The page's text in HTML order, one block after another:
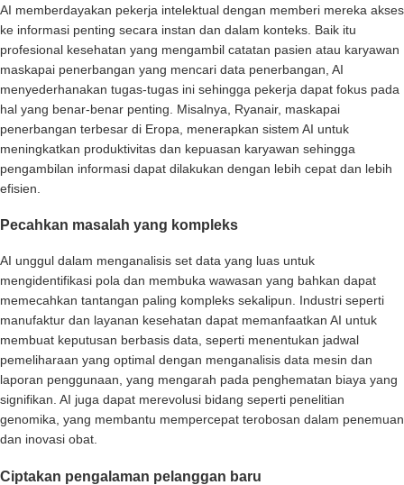
AI memberdayakan pekerja intelektual dengan memberi mereka akses
ke informasi penting secara instan dan dalam konteks. Baik itu
profesional kesehatan yang mengambil catatan pasien atau karyawan
maskapai penerbangan yang mencari data penerbangan, AI
menyederhanakan tugas-tugas ini sehingga pekerja dapat fokus pada
hal yang benar-benar penting. Misalnya, Ryanair, maskapai
penerbangan terbesar di Eropa, menerapkan sistem AI untuk
meningkatkan produktivitas dan kepuasan karyawan sehingga
pengambilan informasi dapat dilakukan dengan lebih cepat dan lebih
efisien.
Pecahkan masalah yang kompleks
AI unggul dalam menganalisis set data yang luas untuk
mengidentifikasi pola dan membuka wawasan yang bahkan dapat
memecahkan tantangan paling kompleks sekalipun. Industri seperti
manufaktur dan layanan kesehatan dapat memanfaatkan AI untuk
membuat keputusan berbasis data, seperti menentukan jadwal
pemeliharaan yang optimal dengan menganalisis data mesin dan
laporan penggunaan, yang mengarah pada penghematan biaya yang
signifikan. AI juga dapat merevolusi bidang seperti penelitian
genomika, yang membantu mempercepat terobosan dalam penemuan
dan inovasi obat.
Ciptakan pengalaman pelanggan baru